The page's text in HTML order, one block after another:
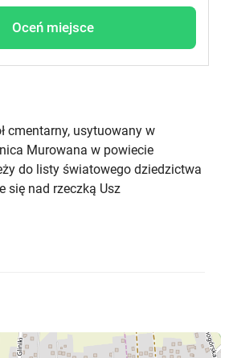
Oceń miejsce
cmentarny, usytuowany w
Murowana w powiecie
do listy światowego dziedzictwa
się nad rzeczką Usz